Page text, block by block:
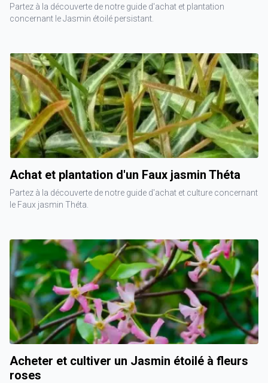
Partez à la découverte de notre guide d'achat et plantation
concernant le Jasmin étoilé persistant.
Achat et plantation d'un Faux jasmin Théta
Partez à la découverte de notre guide d'achat et culture concernant
le Faux jasmin Théta.
Acheter et cultiver un Jasmin étoilé à fleurs
roses